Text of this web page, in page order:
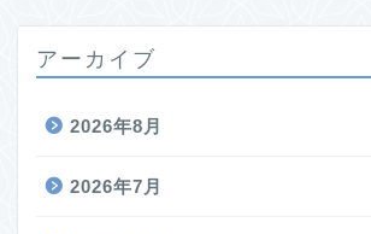
アーカイブ
2026年8月
2026年7月